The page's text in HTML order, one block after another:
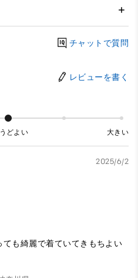
チャットで質問
レビューを書く
どよい 大きい
2025/6/2
も綺麗で着ていてきもちよい